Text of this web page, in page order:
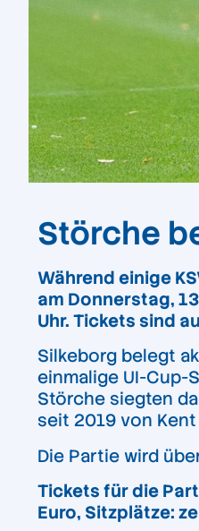
Störche
Während einige
am Donnerstag,
Uhr. Tickets sind
Silkeborg belegt
einmalige UI-Cup-
Störche siegten
seit 2019 von
Die Partie wird
Tickets für die
Euro, Sitzplätze: